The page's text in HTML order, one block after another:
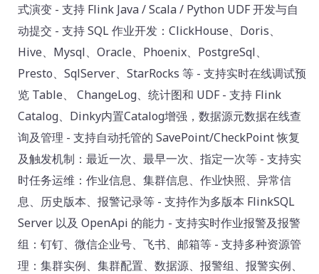
式演变 - 支持 Flink Java / Scala / Python UDF 开发与自
动提交 - 支持 SQL 作业开发：ClickHouse、Doris、
Hive、Mysql、Oracle、Phoenix、PostgreSql、
Presto、SqlServer、StarRocks 等 - 支持实时在线调试预
览 Table、 ChangeLog、统计图和 UDF - 支持 Flink
Catalog、Dinky内置Catalog增强，数据源元数据在线查
询及管理 - 支持自动托管的 SavePoint/CheckPoint 恢复
及触发机制：最近一次、最早一次、指定一次等 - 支持实
时任务运维：作业信息、集群信息、作业快照、异常信
息、历史版本、报警记录等 - 支持作为多版本 FlinkSQL
Server 以及 OpenApi 的能力 - 支持实时作业报警及报警
组：钉钉、微信企业号、飞书、邮箱等 - 支持多种资源管
理：集群实例、集群配置、数据源、报警组、报警实例、